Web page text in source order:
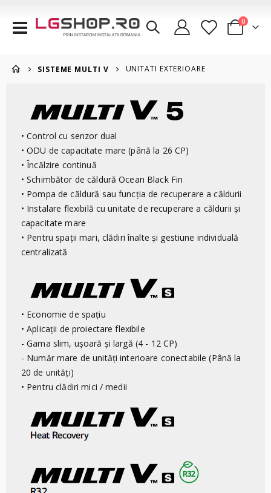
Comutare
Cart
0articole
SISTEME MULTI V UNITATI EXTERIOARE
• Control cu senzor dual
• ODU de capacitate mare (până la 26 CP)
• Încălzire continuă
• Schimbător de căldură Ocean Black Fin
• Pompa de căldură sau funcția de recuperare a căldurii
• Instalare flexibilă cu unitate de recuperare a căldurii și
capacitate mare
• Pentru spații mari, clădiri înalte și gestiune individuală
centralizată
• Economie de spațiu
• Aplicații de proiectare flexibile
- Gama slim, ușoară și largă (4 - 12 CP)
- Număr mare de unități interioare conectabile (Până la
20 de unități)
• Pentru clădiri mici / medii